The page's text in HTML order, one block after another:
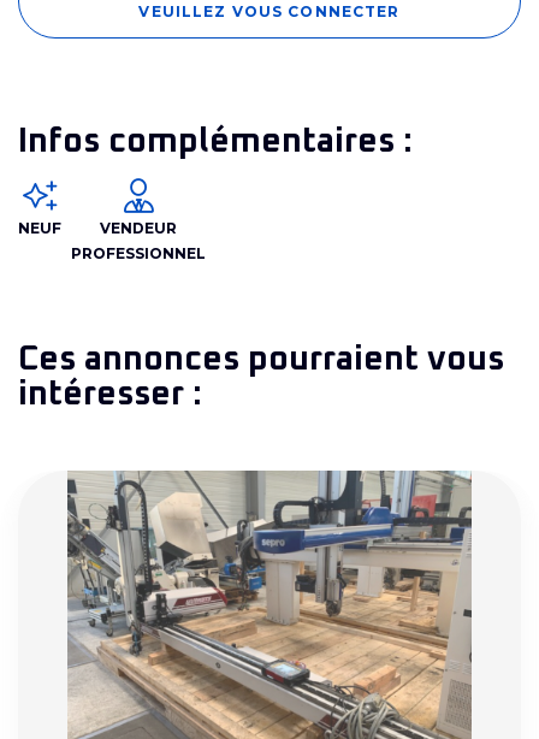
VEUILLEZ VOUS CONNECTER
Infos complémentaires :
NEUF
VENDEUR
PROFESSIONNEL
Ces annonces pourraient vous
intéresser :